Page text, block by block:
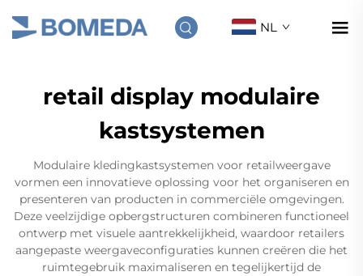
NL
retail display modulaire
kastsystemen
Modulaire kledingkastsystemen voor retailweergave
vormen een innovatieve oplossing voor het organiseren en
presenteren van producten in commerciële omgevingen.
Deze veelzijdige opbergstructuren combineren functioneel
ontwerp met visuele aantrekkelijkheid, waardoor retailers
aangepaste weergaveconfiguraties kunnen creëren die het
ruimtegebruik maximaliseren en tegelijkertijd de